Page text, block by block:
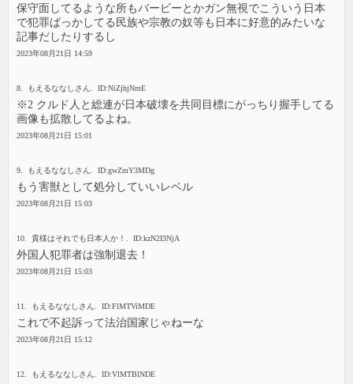
保守面してるような所もバービーとかガン無視でこういう日本
で犯罪ばっかしてる民族や宗教の奴等も日本に好意的みたいな
記事だしたりするし
2023年08月21日 14:59
8. もえるななしさん. ID:NiZjhjNmE
※2 クルド人と総連が日本破壊を共同目標にがっちり握手してる
画像も拡散してるよね。
2023年08月21日 15:01
9. もえるななしさん. ID:gwZmY3MDg
もう害獣として処分していいレベル
2023年08月21日 15:03
10. 貴様はそれでも日本人か！. ID:kzN2I3NjA
外国人犯罪者は強制退去！
2023年08月21日 15:03
11. もえるななしさん. ID:FlMTViMDE
これで不起訴って法治国家じゃねーな
2023年08月21日 15:12
12. もえるななしさん. ID:VlMTBlNDE